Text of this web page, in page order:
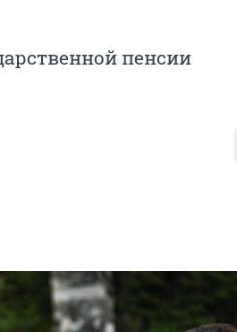
пенсии